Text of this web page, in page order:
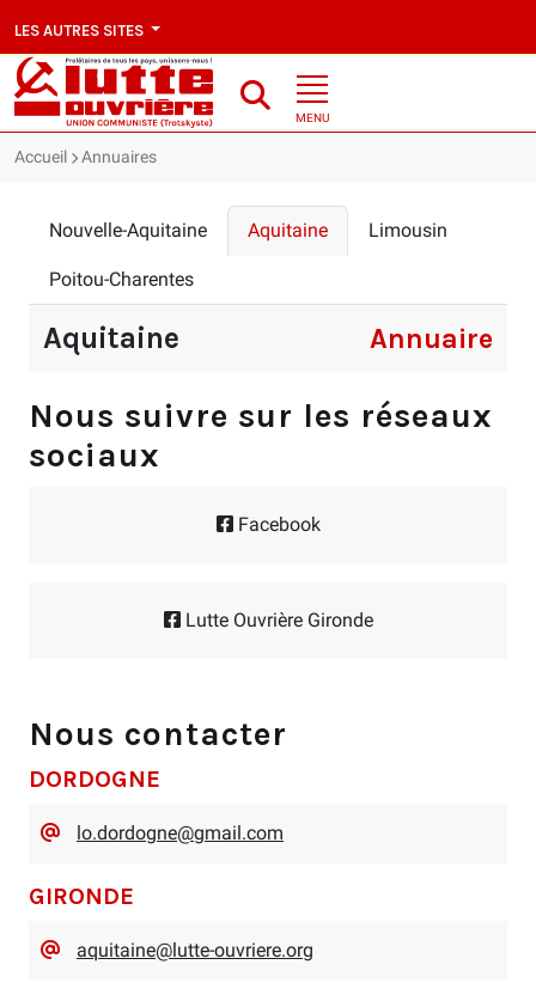
LES AUTRES SITES
MENU
Accueil Annuaires
Nouvelle-Aquitaine Aquitaine Limousin
Poitou-Charentes
Aquitaine Annuaire
Nous suivre sur les réseaux
sociaux
Facebook
Lutte Ouvrière Gironde
Nous contacter
DORDOGNE
lo.dordogne@gmail.com
GIRONDE
aquitaine@lutte-ouvriere.org